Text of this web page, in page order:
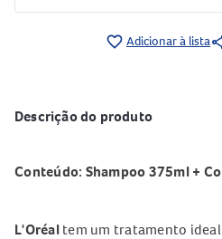
favorite_border Adicionar à lista
Descrição do produto
Conteúdo: Shampoo 375ml +
L'Oréal tem um tratamento